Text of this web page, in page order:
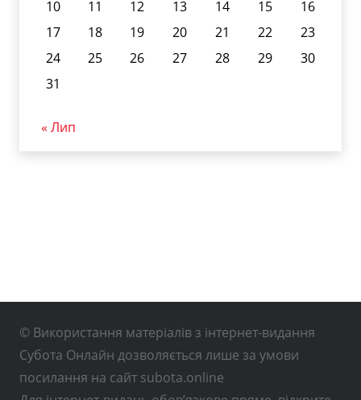
10
11 12 13 14 15
16
17
18 19 20 21 22
23
24
25 26 27 28 29
30
31
« Лип
© Використання матеріалів з інтернет-видання
Субота Онлайн дозволяється лише за умови
посилання на сайт subota.online